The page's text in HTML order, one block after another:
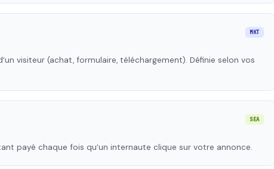
MKT
visiteur (achat, formulaire, téléchargement). Définie selon vos
SEA
payé chaque fois qu’un internaute clique sur votre annonce.